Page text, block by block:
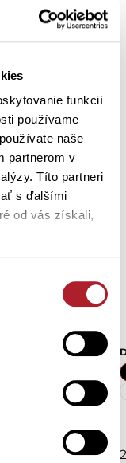
funkcií
používame
naše
partnerom v
Títo partneri
s ďalšími
od vás získali,
oblečenia